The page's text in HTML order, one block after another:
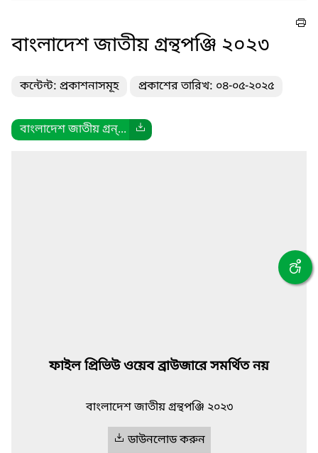
বাংলাদেশ জাতীয় গ্রন্থপঞ্জি ২০২৩
কন্টেন্ট: প্রকাশনাসমূহ প্রকাশের তারিখ: ০৪-০৫-২০২৫
বাংলাদেশ জাতীয় গ্রন্...
ফাইল প্রিভিউ ওয়েব ব্রাউজারে সমর্থিত নয়
বাংলাদেশ জাতীয় গ্রন্থপঞ্জি ২০২৩
ডাউনলোড করুন